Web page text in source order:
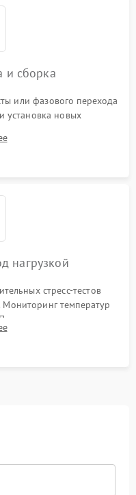
и сборка
или фазового перехода
установка новых
на память и цепи
подключение и
нагрузкой
стресс-тестов
температур
на отсутствие
драйвера и зависаний.